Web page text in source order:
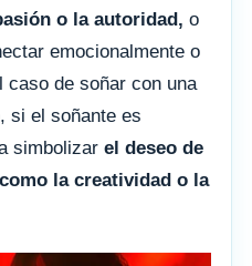
o la autoridad, o
emocionalmente o
caso de soñar con una
si el soñante es
simbolizar el deseo de
la creatividad o la